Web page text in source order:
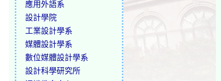
應用外語系
設計學院
工業設計學系
媒體設計學系
數位媒體設計學系
設計科學研究所